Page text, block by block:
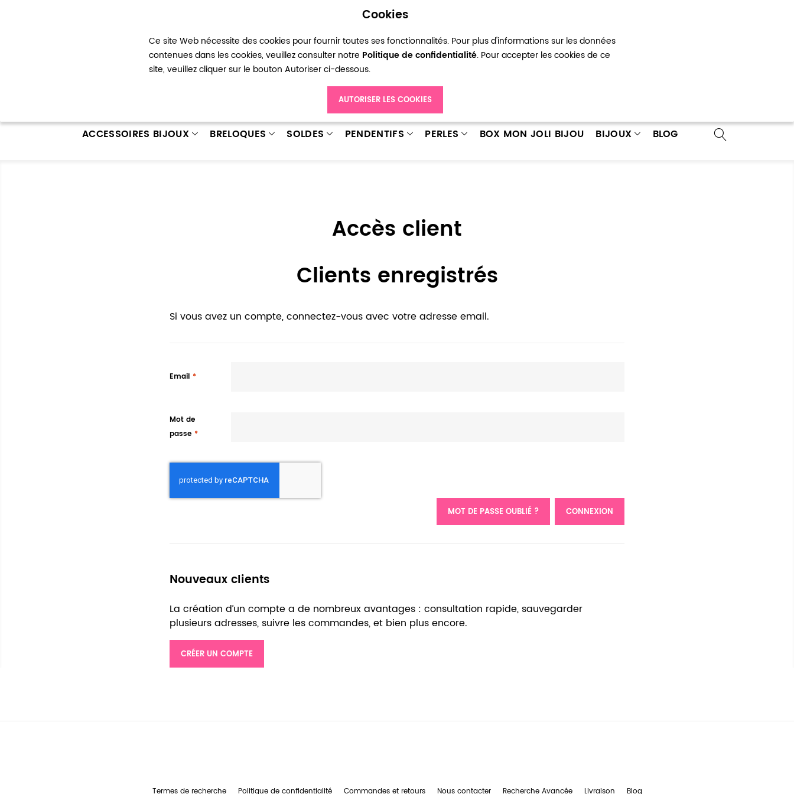
Cookies
Ce site Web nécessite des cookies pour fournir toutes ses fonctionnalités. Pour plus d'informations sur les données
contenues dans les cookies, veuillez consulter notre Politique de confidentialité. Pour accepter les cookies de ce
site, veuillez cliquer sur le bouton Autoriser ci-dessous.
AUTORISER LES COOKIES
Mon compte Ma liste d’envies Connexion Créer un compte
ACCESSOIRES BIJOUX BRELOQUES SOLDES PENDENTIFS PERLES BOX MON JOLI BIJOU BIJOUX BLOG
Accès client
Clients enregistrés
Si vous avez un compte, connectez-vous avec votre adresse email.
Email
Mot de
passe
CONNEXION
MOT DE PASSE OUBLIÉ ?
Nouveaux clients
La création d’un compte a de nombreux avantages : consultation rapide, sauvegarder
plusieurs adresses, suivre les commandes, et bien plus encore.
CRÉER UN COMPTE
Termes de recherche Politique de confidentialité Commandes et retours Nous contacter Recherche Avancée Livraison Blog